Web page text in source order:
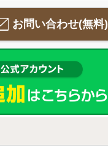
お問い合わせ(無料)